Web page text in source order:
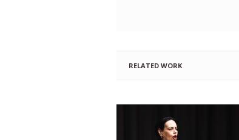
RELATED WORK